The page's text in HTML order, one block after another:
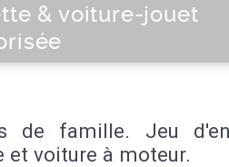
& voiture-jouet
de famille. Jeu
et voiture à moteur.